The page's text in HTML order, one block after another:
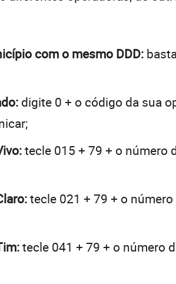
com o mesmo DDD:
digite 0 + o código da sua
tecle 015 + 79 + o número
tecle 021 + 79 + o
tecle 041 + 79 + o número